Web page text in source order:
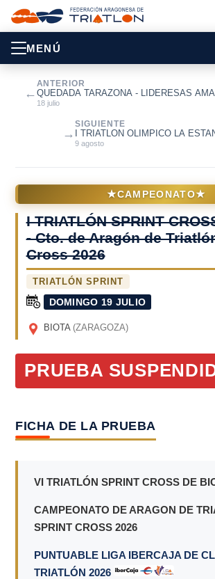
MENÚ
←
ANTERIOR
QUEDADA TARAZONA - LIDERESAS
18 julio
SIGUIENTE
I TRIATLON OLIMPICO LA
9 agosto
→
★CAMPEONATO★
I TRIATLÓN SPRINT
- Cto. de Aragón de
Cross 2026
TRIATLÓN SPRINT
DOMINGO 19 JULIO
BIOTA (ZARAGOZA)
PRUEBA
FICHA DE LA PRUEBA
VI TRIATLÓN SPRINT CROSS DE
CAMPEONATO DE ARAGON DE
SPRINT CROSS 2026
PUNTUABLE LIGA IBERCAJA DE
TRIATLÓN 2026